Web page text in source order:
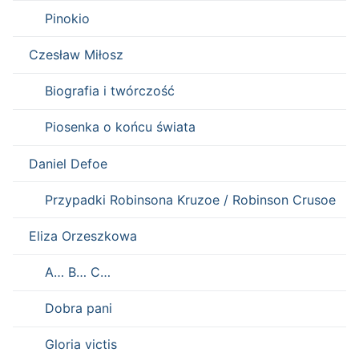
Pinokio
Czesław Miłosz
Biografia i twórczość
Piosenka o końcu świata
Daniel Defoe
Przypadki Robinsona Kruzoe / Robinson Crusoe
Eliza Orzeszkowa
A… B… C…
Dobra pani
Gloria victis